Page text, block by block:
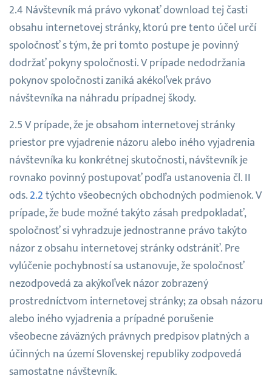
Návštevník má právo vykonať download tej časti
obsahu internetovej stránky, ktorú pre tento účel určí
spoločnosť s tým, že pri tomto postupe je povinný
dodržať pokyny spoločnosti. V prípade nedodržania
pokynov spoločnosti zaniká akékoľvek právo
návštevníka na náhradu prípadnej škody.
V prípade, že je obsahom internetovej stránky
priestor pre vyjadrenie názoru alebo iného vyjadrenia
návštevníka ku konkrétnej skutočnosti, návštevník je
rovnako povinný postupovať podľa ustanovenia čl. II
ods.2.2týchto všeobecných obchodných podmienok. V
prípade, že bude možné takýto zásah predpokladať,
spoločnosť si vyhradzuje jednostranne právo takýto
názor z obsahu internetovej stránky odstrániť. Pre
vylúčenie pochybností sa ustanovuje, že spoločnosť
nezodpovedá za akýkoľvek názor zobrazený
prostredníctvom internetovej stránky; za obsah názoru
alebo iného vyjadrenia a prípadné porušenie
všeobecne záväzných právnych predpisov platných a
účinných na území Slovenskej republiky zodpovedá
samostatne návštevník.